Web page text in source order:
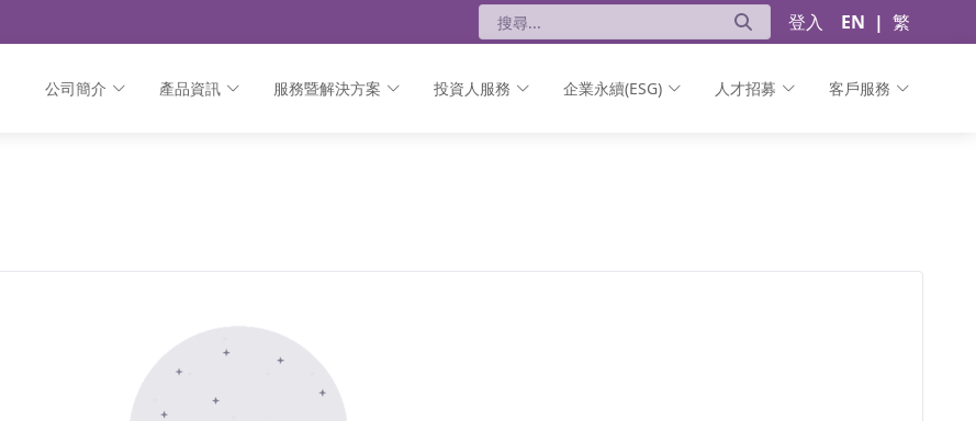
登入 EN | 繁
公司簡介 產品資訊 服務暨解決方案 投資人服務 企業永續(ESG) 人才招募 客戶服務